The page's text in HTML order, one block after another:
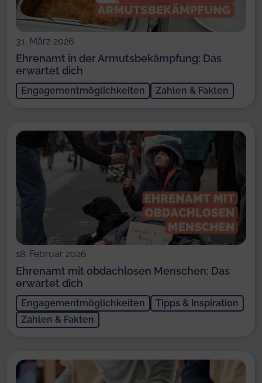
31. März 2026
Ehrenamt in der Armutsbekämpfung: Das
erwartet dich
Engagementmöglichkeiten Zahlen & Fakten
18. Februar 2026
Ehrenamt mit obdachlosen Menschen: Das
erwartet dich
Engagementmöglichkeiten
Tipps & Inspiration
Zahlen & Fakten